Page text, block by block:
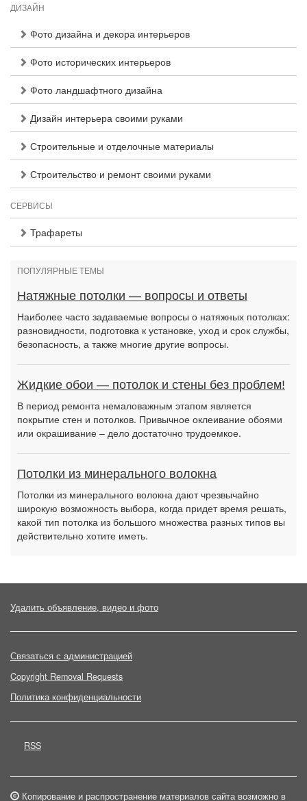
ДИЗАЙН
Фото дизайна и декора интерьеров
Фото исторических интерьеров
Фото ландшафтного дизайна
Дизайн интерьера своими руками
Строительные и отделочные материалы
Строительство и ремонт своими руками
СЕРВИСЫ
Трафареты
ПОПУЛЯРНЫЕ ТЕМЫ
Натяжные потолки — вопросы и ответы
Наиболее часто задаваемые вопросы о натяжных потолках:
разновидности, подготовка к установке, уход и срок службы,
безопасность, а также многие другие вопросы.
Жидкие обои — потолок и стены без проблем!
В период ремонта немаловажным этапом является
покрытие стен и потолков. Привычное оклеивание обоями
или окрашивание – дело достаточно трудоемкое.
Потолки из минерального волокна
Потолки из минерального волокна дают чрезвычайно
широкую возможность выбора, когда придет время решать,
какой тип потолка из большого множества разных типов вы
действительно хотите иметь.
Удалить объявление, видео и фото
Связаться с администрацией
Copyright Removal Requests
Политика конфиденциальности
RSS
Копирование и распространение материалов сайта возможно в